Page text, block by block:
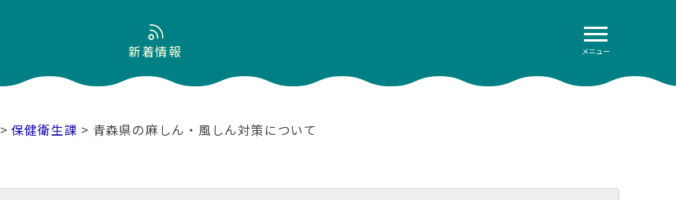
メニュー
新着情報
>保健衛生課 > 青森県の麻しん・風しん対策について